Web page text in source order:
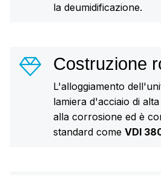
la deumidificazione.
Costruzione
L'alloggiamento
lamiera d'acciaio di
alla corrosione ed è
standard come VDI